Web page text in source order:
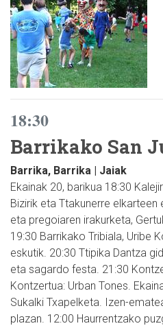
18:30
Barrikako San
Barrika, Barrika | Jaiak
Ekainak 20, barikua 18:30
Bizirik eta Ttakunerre elkarteen
eta pregoiaren irakurketa,
19:30 Barrikako Tribiala, Uribe
eskutik. 20:30 Ttipika Dantza
eta sagardo festa. 21:30
Kontzertua: Urban Tones.
Sukalki Txapelketa. Izen-
plazan. 12:00 Haurrentzako